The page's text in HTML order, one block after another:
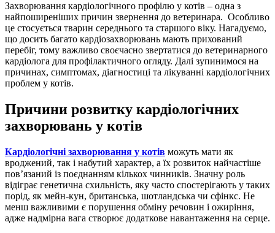
Захворювання кардіологічного профілю у котів – одна з
найпоширеніших причин звернення до ветеринара. Особливо
це стосується тварин середнього та старшого віку. Нагадуємо,
що досить багато кардіозахворювань мають прихований
перебіг, тому важливо своєчасно звертатися до ветеринарного
кардіолога для профілактичного огляду. Далі зупинимося на
причинах, симптомах, діагностиці та лікуванні кардіологічних
проблем у котів.
Причини розвитку кардіологічних
захворювань у котів
Кардіологічні захворювання у котів можуть мати як
вроджений, так і набутий характер, а їх розвиток найчастіше
пов’язаний із поєднанням кількох чинників. Значну роль
відіграє генетична схильність, яку часто спостерігають у таких
порід, як мейн-кун, британська, шотландська чи сфінкс. Не
менш важливими є порушення обміну речовин і ожиріння,
адже надмірна вага створює додаткове навантаження на серце.